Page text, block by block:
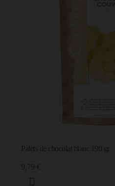
Palets de chocolat blanc 190 gr
9,79 €